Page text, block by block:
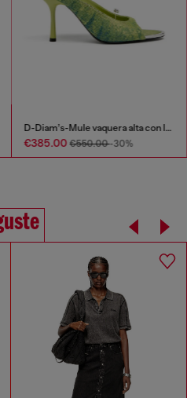
D-Diam’s-Mule vaquera alta con lavado oscuro y Oval D flotante
€385.00€550.00-30%